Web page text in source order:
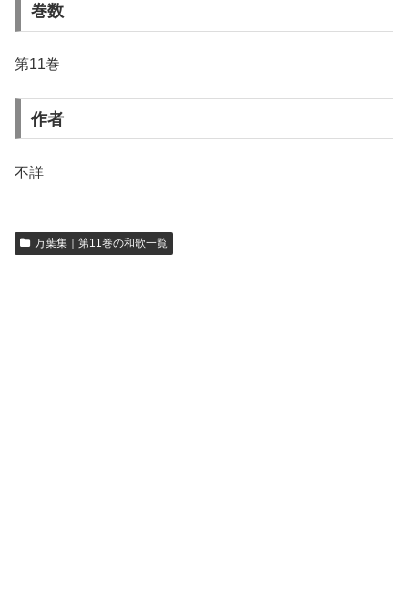
巻数
第11巻
作者
不詳
万葉集｜第11巻の和歌一覧